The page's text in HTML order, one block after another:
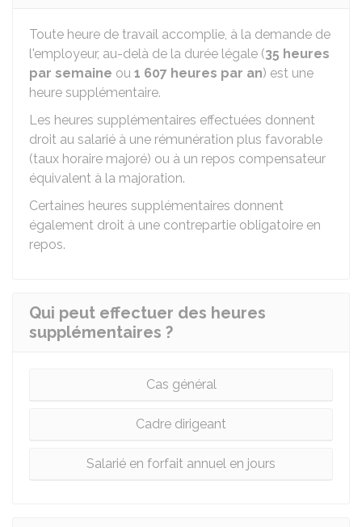
Toute heure de travail accomplie, à la demande de
l'employeur, au-delà de la durée légale (35 heures
par semaine ou 1 607 heures par an) est une
heure supplémentaire.
Les heures supplémentaires effectuées donnent
droit au salarié à une rémunération plus favorable
(taux horaire majoré) ou à un repos compensateur
équivalent à la majoration.
Certaines heures supplémentaires donnent
également droit à une contrepartie obligatoire en
repos.
Qui peut effectuer des heures
supplémentaires ?
Cas général
Cadre dirigeant
Salarié en forfait annuel en jours